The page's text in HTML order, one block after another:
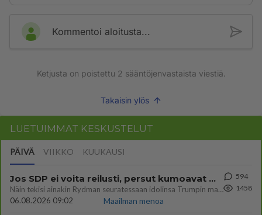
Kommentoi aloitusta...
Ketjusta on poistettu 2 sääntöjenvastaista viestiä.
Takaisin ylös
LUETUIMMAT KESKUSTELUT
PÄIVÄ VIIKKO KUUKAUSI
Jos SDP ei voita reilusti, persut kumoavat demokratian Suomesta
Näin tekisi ainakin Rydman seuratessaan idolinsa Trumpin mallia https://www.is.fi/politiikka/art-2000012187244.html
06.08.2026 09:02
Maailman menoa
594
1458